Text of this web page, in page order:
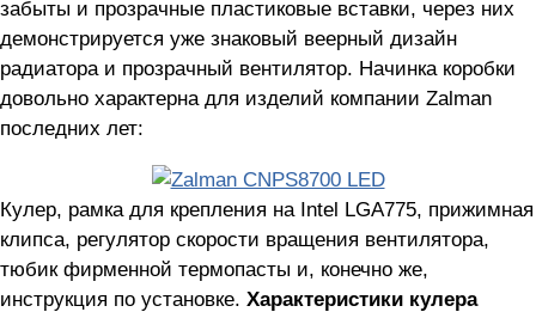
забыты и прозрачные пластиковые вставки, через них
демонстрируется уже знаковый веерный дизайн
радиатора и прозрачный вентилятор. Начинка коробки
довольно характерна для изделий компании Zalman
последних лет:
Кулер, рамка для крепления на Intel LGA775, прижимная
клипса, регулятор скорости вращения вентилятора,
тюбик фирменной термопасты и, конечно же,
инструкция по установке. Характеристики кулера